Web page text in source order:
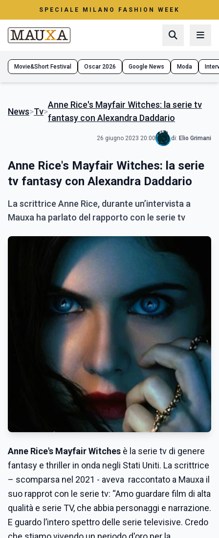
SPECIALE MILANO FASHION WEEK
Movie&Short Festival Oscar 2026 Google News Moda
News>Tv>
Anne Rice's Mayfair Witches: la serie tv
fantasy con Alexandra Daddario
26 giugno 2023 20:00 di: Elio Grimani
Anne Rice's Mayfair Witches: la serie
tv fantasy con Alexandra Daddario
La scrittrice Anne Rice, durante un’intervista a
Mauxa ha parlato del rapporto con le serie tv
Anne Rice's Mayfair Witches è la serie tv di genere
fantasy e thriller in onda negli Stati Uniti. La scrittrice
– scomparsa nel 2021 - aveva raccontato a Mauxa il
suo rapprot con le serie tv: “Amo guardare film di alta
qualità e serie TV, che abbia personaggi e narrazione.
E guardo l’intero spettro delle serie televisive. Credo